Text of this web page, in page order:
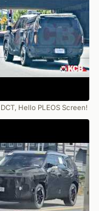
Hello PLEOS Screen!